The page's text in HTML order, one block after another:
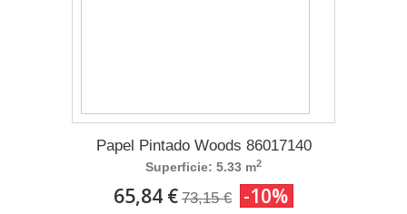
Papel Pintado Woods 86017140
Superficie: 5.33 m2
65,84 € 73,15 € -10%